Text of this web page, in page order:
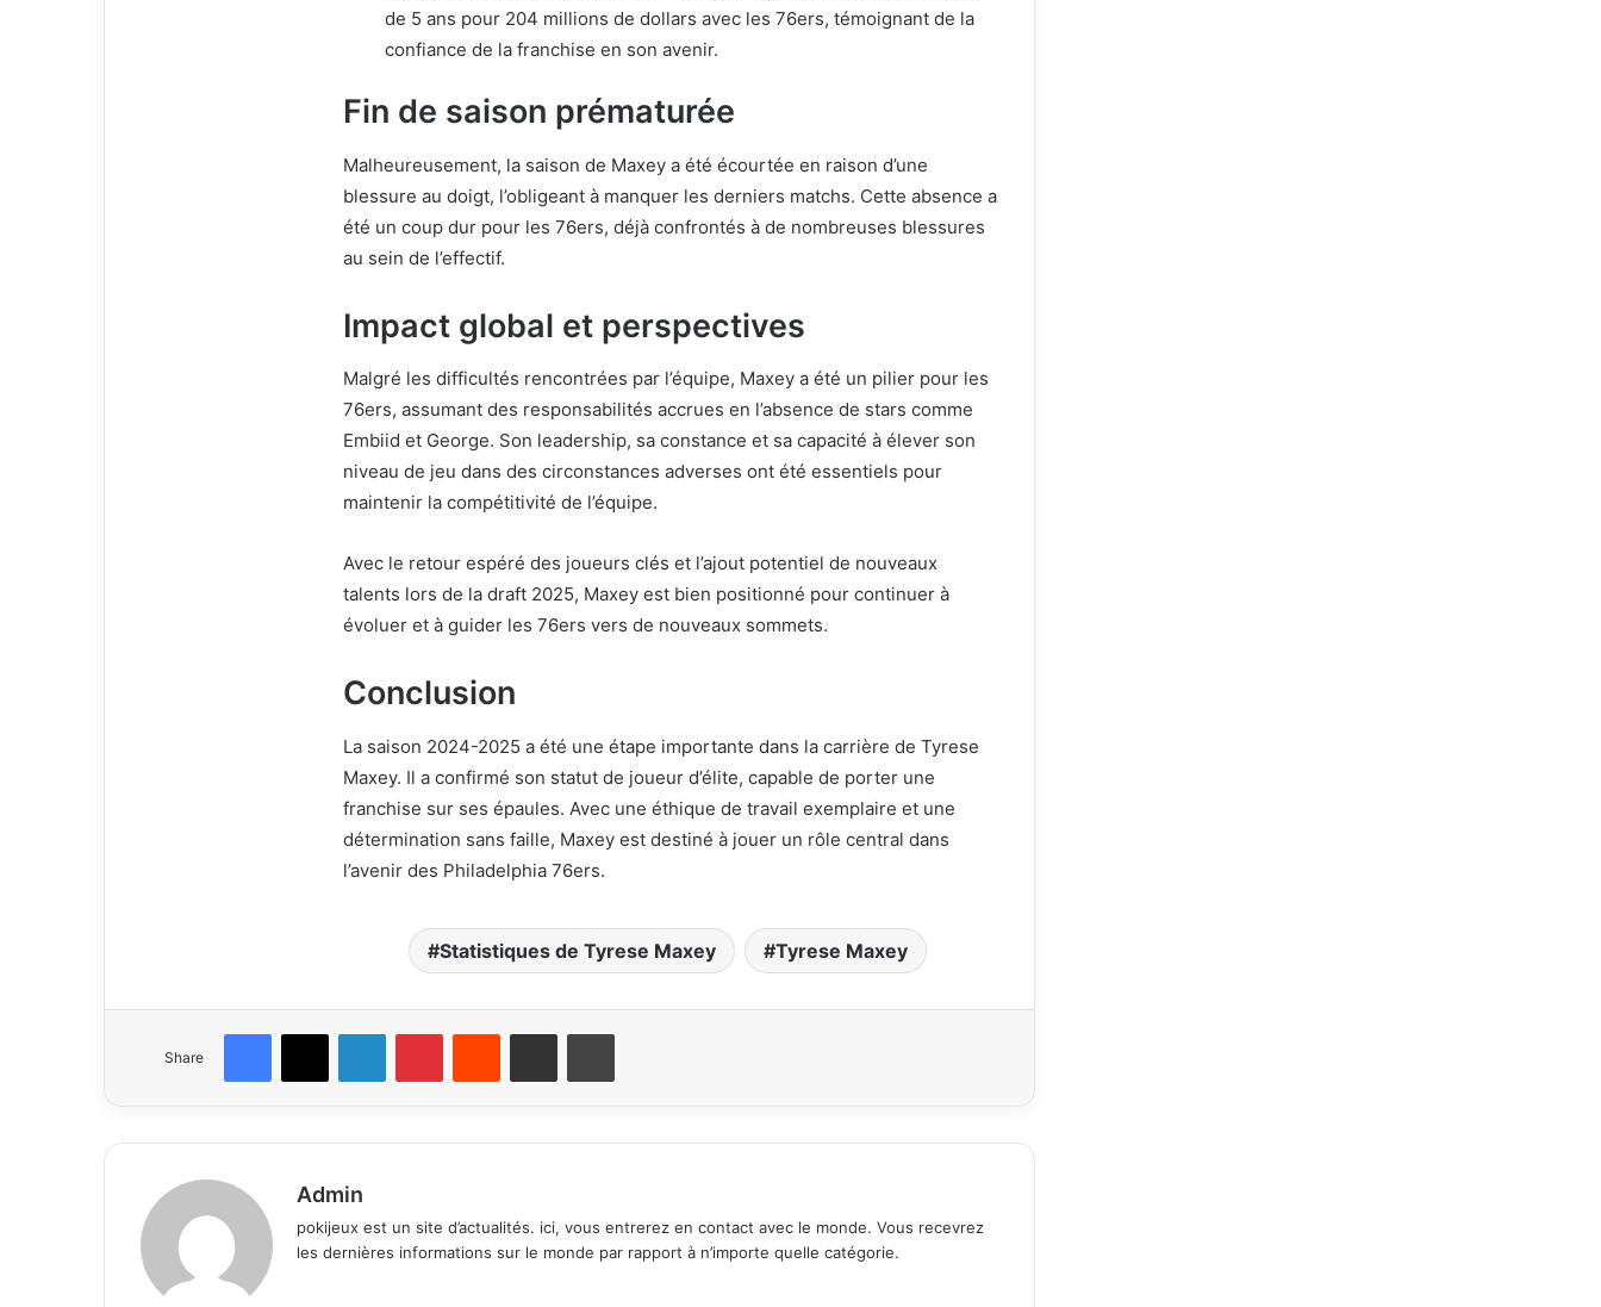
de 5 ans pour 204 millions de dollars avec les 76ers, témoignant de la
confiance de la franchise en son avenir.
Fin de saison prématurée
Malheureusement, la saison de Maxey a été écourtée en raison d’une
blessure au doigt, l’obligeant à manquer les derniers matchs. Cette absence a
été un coup dur pour les 76ers, déjà confrontés à de nombreuses blessures
au sein de l’effectif.
Impact global et perspectives
Malgré les difficultés rencontrées par l’équipe, Maxey a été un pilier pour les
76ers, assumant des responsabilités accrues en l’absence de stars comme
Embiid et George. Son leadership, sa constance et sa capacité à élever son
niveau de jeu dans des circonstances adverses ont été essentiels pour
maintenir la compétitivité de l’équipe.
Avec le retour espéré des joueurs clés et l’ajout potentiel de nouveaux
talents lors de la draft 2025, Maxey est bien positionné pour continuer à
évoluer et à guider les 76ers vers de nouveaux sommets.
Conclusion
La saison 2024-2025 a été une étape importante dans la carrière de Tyrese
Maxey. Il a confirmé son statut de joueur d’élite, capable de porter une
franchise sur ses épaules. Avec une éthique de travail exemplaire et une
détermination sans faille, Maxey est destiné à jouer un rôle central dans
l’avenir des Philadelphia 76ers.
Statistiques de Tyrese Maxey Tyrese Maxey
Share
Facebook
X LinkedInPinterestReddit Share via Email Print
Admin
pokijeux est un site d’actualités. ici, vous entrerez en contact avec le monde. Vous recevrez
les dernières informations sur le monde par rapport à n’importe quelle catégorie.